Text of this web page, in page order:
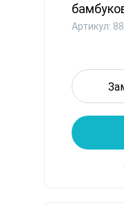
300 мл ...
Артикул: